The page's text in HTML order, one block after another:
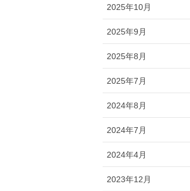
2025年10月
2025年9月
2025年8月
2025年7月
2024年8月
2024年7月
2024年4月
2023年12月